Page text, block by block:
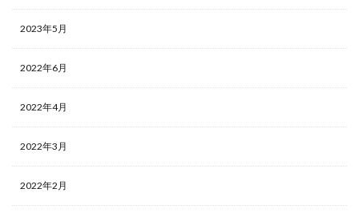
2023年5月
2022年6月
2022年4月
2022年3月
2022年2月